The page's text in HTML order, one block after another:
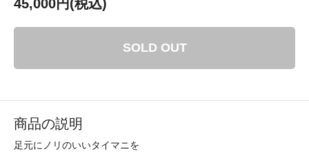
45,000円(税込)
SOLD OUT
商品の説明
足元にノリのいいタイマニを